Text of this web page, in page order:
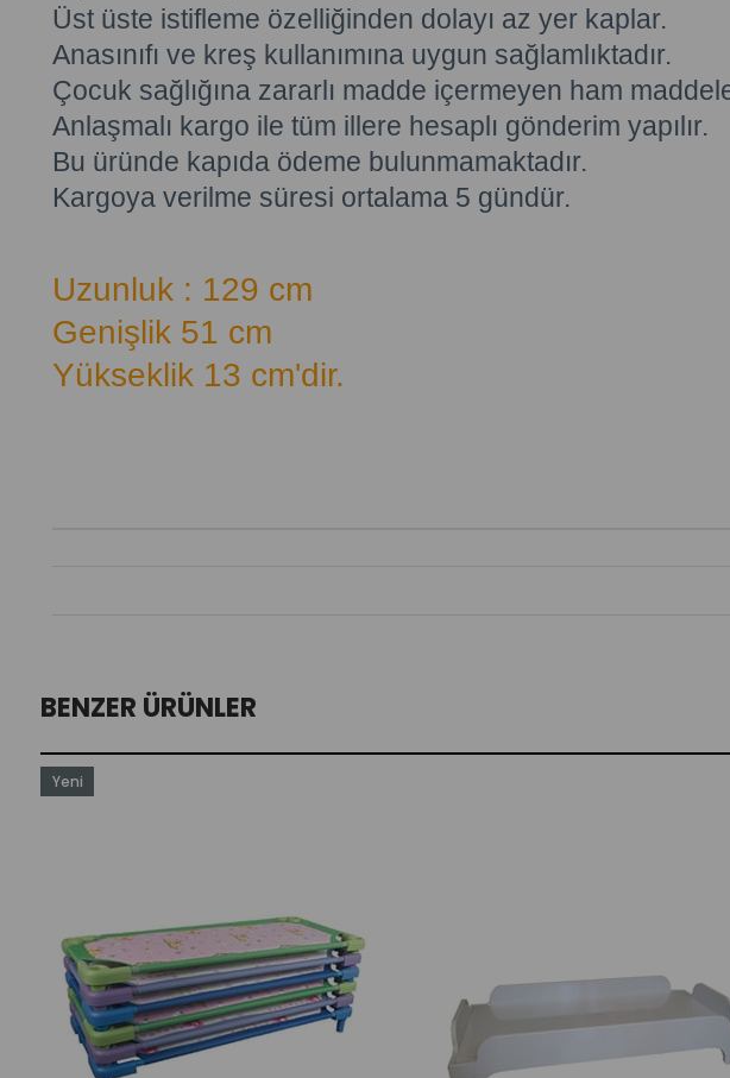
Üst üste istifleme özelliğinden dolayı az yer kaplar.
Anasınıfı ve kreş kullanımına uygun sağlamlıktadır.
Çocuk sağlığına zararlı madde içermeyen ham
Anlaşmalı kargo ile tüm illere hesaplı gönderim yapılır.
Bu üründe kapıda ödeme bulunmamaktadır.
Kargoya verilme süresi ortalama 5 gündür.
Uzunluk : 129 cm
Genişlik 51 cm
Yükseklik 13 cm'dir.
BENZER ÜRÜNLER
Yeni